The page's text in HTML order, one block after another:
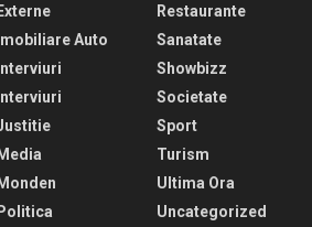
Externe
Imobiliare Auto
Interviuri
Interviuri
Media
Monden
Politica
Restaurante
Sanatate
Showbizz
Societate
Sport
Turism
Ultima Ora
Uncategorized